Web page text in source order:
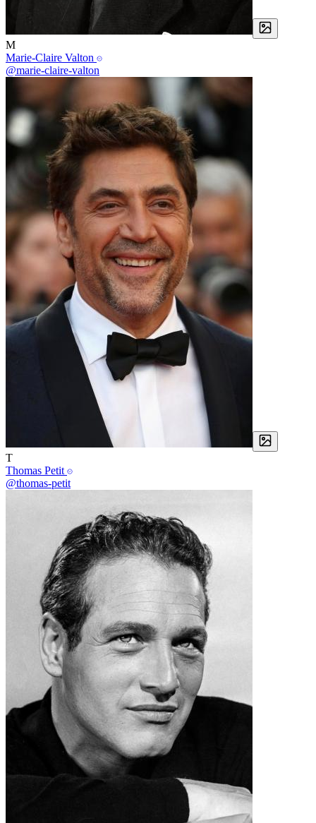
M
Marie-Claire Valton
@marie-claire-valton
T
Thomas Petit
@thomas-petit